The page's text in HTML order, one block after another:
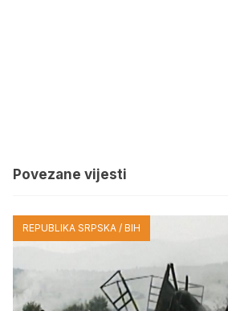
Povezane vijesti
REPUBLIKA SRPSKA / BIH